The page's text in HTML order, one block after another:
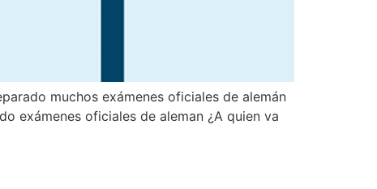
muchos exámenes oficiales de alemán
exámenes oficiales de aleman ¿A quien va